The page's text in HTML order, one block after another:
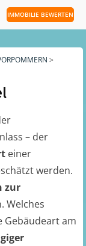
IMMOBILIE BEWERTEN
>
– der
einer
werden.
zur
Welches
Gebäudeart am